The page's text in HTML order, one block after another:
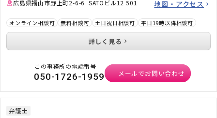
広島県福山市野上町2-6-6 SATOビル12 501 地図・アクセス
オンライン相談可 無料相談可 土日祝日相談可 平日19時以降相談可
詳しく見る
この事務所の電話番号
050-1726-1959 メールでお問い合わせ
弁護士